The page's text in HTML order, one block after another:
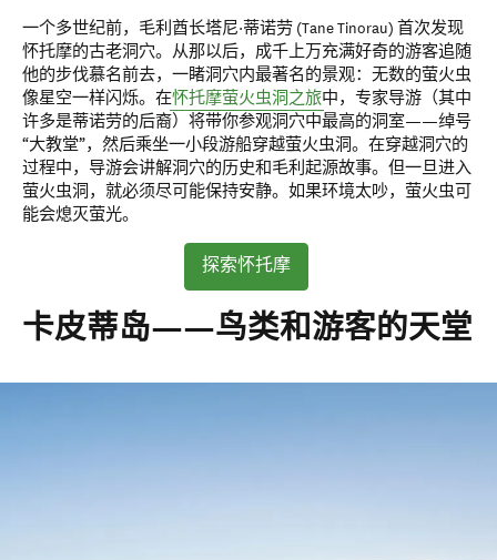
一个多世纪前，毛利酋长塔尼·蒂诺劳 (Tane Tinorau) 首次发现
怀托摩的古老洞穴。从那以后，成千上万充满好奇的游客追随
他的步伐慕名前去，一睹洞穴内最著名的景观：无数的萤火虫
像星空一样闪烁。在怀托摩萤火虫洞之旅中，专家导游（其中
许多是蒂诺劳的后裔）将带你参观洞穴中最高的洞室——绰号
“大教堂”，然后乘坐一小段游船穿越萤火虫洞。在穿越洞穴的
过程中，导游会讲解洞穴的历史和毛利起源故事。但一旦进入
萤火虫洞，就必须尽可能保持安静。如果环境太吵，萤火虫可
能会熄灭萤光。
探索怀托摩
卡皮蒂岛——鸟类和游客的天堂